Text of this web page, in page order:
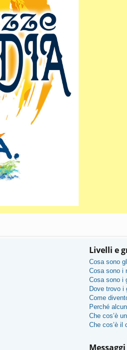
Livelli e
Cosa sono
Cosa sono i
Cosa sono i
Dove trovo i
Come
Perché
Che cos’è
Che cos’è il